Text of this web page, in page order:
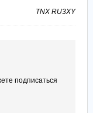
TNX RU3XY
подписаться